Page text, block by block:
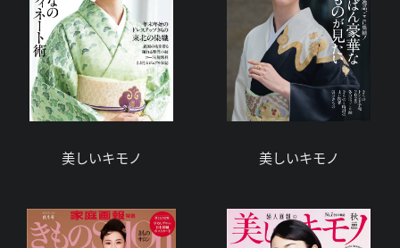
美しいキモノ 美しいキモノ